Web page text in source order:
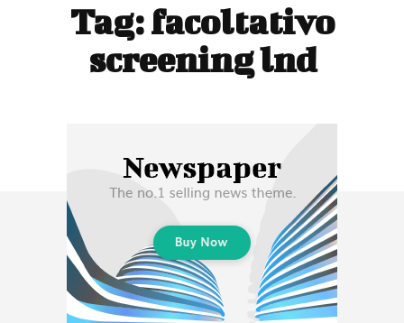
Tag:facoltativo
screening lnd